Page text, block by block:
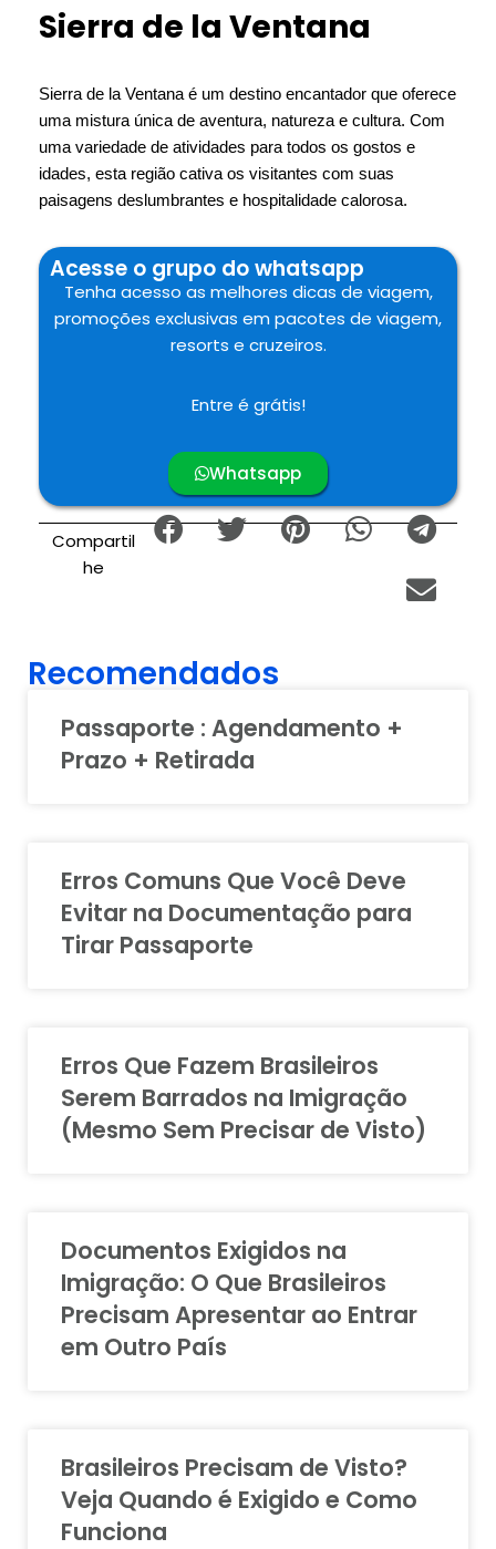
Sierra de la Ventana
Sierra de la Ventana é um destino encantador que oferece
uma mistura única de aventura, natureza e cultura. Com
uma variedade de atividades para todos os gostos e
idades, esta região cativa os visitantes com suas
paisagens deslumbrantes e hospitalidade calorosa.
Acesse o grupo do whatsapp
Tenha acesso as melhores dicas de viagem,
promoções exclusivas em pacotes de viagem,
resorts e cruzeiros.
Entre é grátis!
Whatsapp
Compartil
he
Recomendados
Passaporte : Agendamento +
Prazo + Retirada
Erros Comuns Que Você Deve
Evitar na Documentação para
Tirar Passaporte
Erros Que Fazem Brasileiros
Serem Barrados na Imigração
(Mesmo Sem Precisar de Visto)
Documentos Exigidos na
Imigração: O Que Brasileiros
Precisam Apresentar ao Entrar
em Outro País
Brasileiros Precisam de Visto?
Veja Quando é Exigido e Como
Funciona